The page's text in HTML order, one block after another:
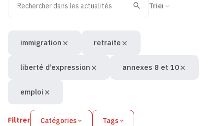
Recherche
Valider
Filtrer Catégories Tags
immigration retraite
liberté d’expression annexes 8 et 10
emploi